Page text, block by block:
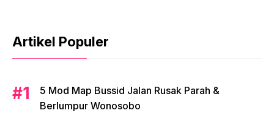
Artikel Populer
5 Mod Map Bussid Jalan Rusak Parah &
Berlumpur Wonosobo